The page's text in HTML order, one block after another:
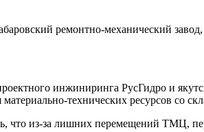
ремонтно-механический
инжиниринга РусГидро и
технических ресурсов со
из-за лишних перемещений ТМЦ,